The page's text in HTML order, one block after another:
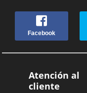
Facebook
Atención al
cliente